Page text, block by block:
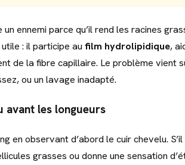
ennemi parce qu’il rend les racines
: il participe au film hydrolipidique,
de la fibre capillaire. Le problème vient
ou un lavage inadapté.
avant les longueurs
en observant d’abord le cuir chevelu.
grasses ou donne une sensation